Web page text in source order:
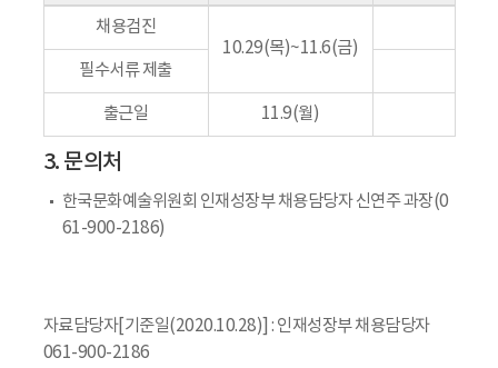
채용검진
10.29(목)~11.6(금)
필수서류 제출
출근일 11.9(월)
3. 문의처
한국문화예술위원회 인재성장부 채용담당자 신연주 과장(0
61-900-2186)
자료담당자[기준일(2020.10.28)] : 인재성장부 채용담당자
061-900-2186